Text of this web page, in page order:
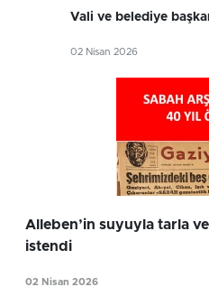
Vali ve belediye
02 Nisan 2026
Alleben’in suyuyla tarla
istendi
02 Nisan 2026